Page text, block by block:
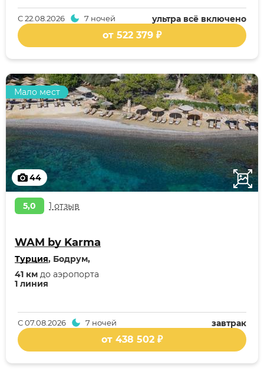
ультра всё включено
С22.08.2026 7 ночей
от 522 379 ₽
44
Мало мест
5,0 1 отзыв
WAM by Karma
Турция, Бодрум,
1 линия
41 км до аэропорта
завтрак
С07.08.2026 7 ночей
от 438 502 ₽